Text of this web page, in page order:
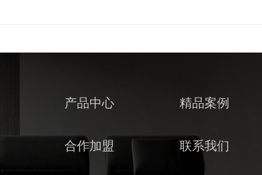
产品中心 精品案例
合作加盟 联系我们